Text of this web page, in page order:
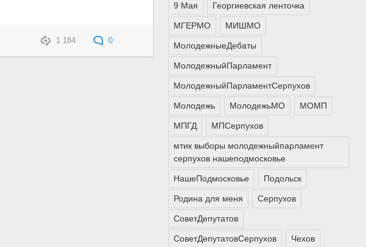
1 184 0
9 Мая Георгиевская ленточка
МГЕРМО МИШМО
МолодежныеДебаты
МолодежныйПарламент
МолодежныйПарламентСерпухов
Молодежь МолодежьМО МОМП
МПГД МПСерпухов
мтик выборы молодежныйпарламент
серпухов нашеподмосковье
НашеПодмосковье Подольск
Родина для меня Серпухов
СоветДепутатов
СоветДепутатовСерпухов Чехов